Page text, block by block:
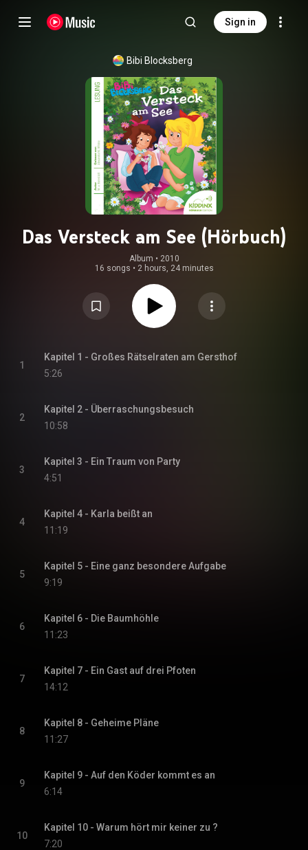
Sign in
Bibi Blocksberg
Das Versteck am See (Hörbuch)
Album • 2010
16 songs • 2 hours, 24 minutes
1
Kapitel 1 - Großes Rätselraten am Gersthof
5:26
2
Kapitel 2 - Überraschungsbesuch
10:58
3
Kapitel 3 - Ein Traum von Party
4:51
4
Kapitel 4 - Karla beißt an
11:19
5
Kapitel 5 - Eine ganz besondere Aufgabe
9:19
6
Kapitel 6 - Die Baumhöhle
11:23
7
Kapitel 7 - Ein Gast auf drei Pfoten
14:12
8
Kapitel 8 - Geheime Pläne
11:27
9
Kapitel 9 - Auf den Köder kommt es an
6:14
10
Kapitel 10 - Warum hört mir keiner zu ?
7:20